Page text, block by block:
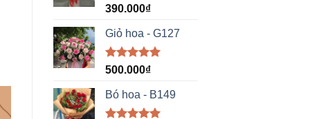
Được xếp
5 sao
390.000₫
Giỏ hoa - G127
Được xếp
5 sao
500.000₫
Bó hoa - B149